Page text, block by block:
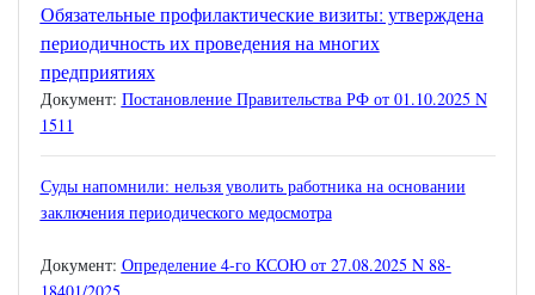
Обязательные профилактические визиты: утверждена
периодичность их проведения на многих
предприятиях
Документ: Постановление Правительства РФ от 01.10.2025 N
1511
Суды напомнили: нельзя уволить работника на основании
заключения периодического медосмотра
Документ: Определение 4-го КСОЮ от 27.08.2025 N 88-